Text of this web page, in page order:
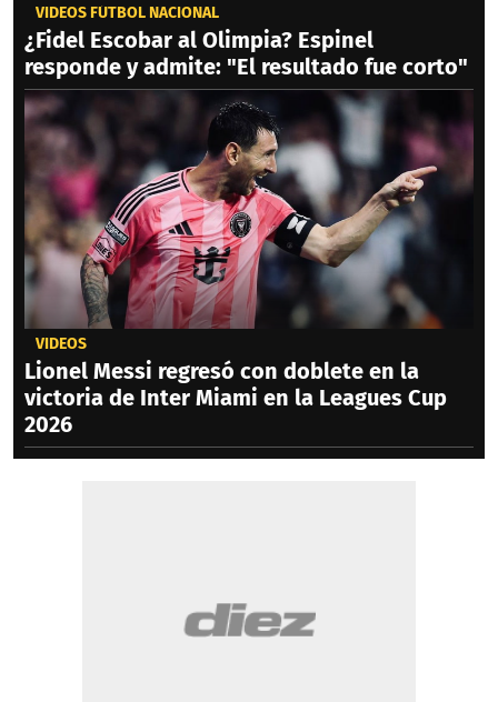
VIDEOS FÚTBOL NACIONAL
¿Fidel Escobar al Olimpia? Espinel
responde y admite: "El resultado fue corto"
VIDEOS
Lionel Messi regresó con doblete en la
victoria de Inter Miami en la Leagues Cup
2026